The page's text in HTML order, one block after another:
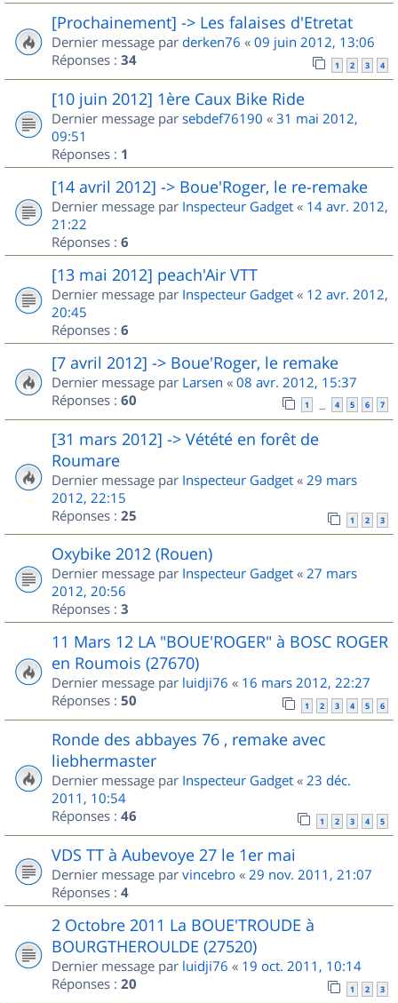
[Prochainement] -> Les falaises d'Etretat
Dernier message par derken76 « 09 juin 2012, 13:06
Réponses : 34 1 2 3 4
[10 juin 2012] 1ère Caux Bike Ride
Dernier message par sebdef76190 « 31 mai 2012,
09:51
Réponses : 1
[14 avril 2012] -> Boue'Roger, le re-remake
Dernier message par Inspecteur Gadget « 14 avr. 2012,
21:22
Réponses : 6
[13 mai 2012] peach'Air VTT
Dernier message par Inspecteur Gadget « 12 avr. 2012,
20:45
Réponses : 6
[7 avril 2012] -> Boue'Roger, le remake
Dernier message par Larsen « 08 avr. 2012, 15:37
Réponses : 60 1 … 4 5 6 7
[31 mars 2012] -> Vétété en forêt de
Roumare
Dernier message par Inspecteur Gadget « 29 mars
2012, 22:15
Réponses : 25 1 2 3
Oxybike 2012 (Rouen)
Dernier message par Inspecteur Gadget « 27 mars
2012, 20:56
Réponses : 3
11 Mars 12 LA "BOUE'ROGER" à BOSC ROGER
en Roumois (27670)
Dernier message par luidji76 « 16 mars 2012, 22:27
Réponses : 50 1 2 3 4 5 6
Ronde des abbayes 76 , remake avec
liebhermaster
Dernier message par Inspecteur Gadget « 23 déc.
2011, 10:54
Réponses : 46 1 2 3 4 5
VDS TT à Aubevoye 27 le 1er mai
Dernier message par vincebro « 29 nov. 2011, 21:07
Réponses : 4
2 Octobre 2011 La BOUE'TROUDE à
BOURGTHEROULDE (27520)
Dernier message par luidji76 « 19 oct. 2011, 10:14
Réponses : 20 1 2 3